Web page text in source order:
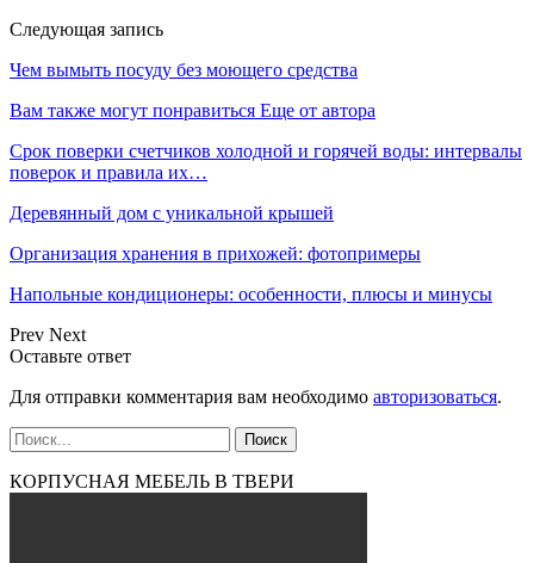
Следующая запись
Чем вымыть посуду без моющего средства
Вам также могут понравиться Еще от автора
Срок поверки счетчиков холодной и горячей воды: интервалы
поверок и правила их…
Деревянный дом с уникальной крышей
Организация хранения в прихожей: фотопримеры
Напольные кондиционеры: особенности, плюсы и минусы
Prev Next
Оставьте ответ
Для отправки комментария вам необходимо авторизоваться.
КОРПУСНАЯ МЕБЕЛЬ В ТВЕРИ